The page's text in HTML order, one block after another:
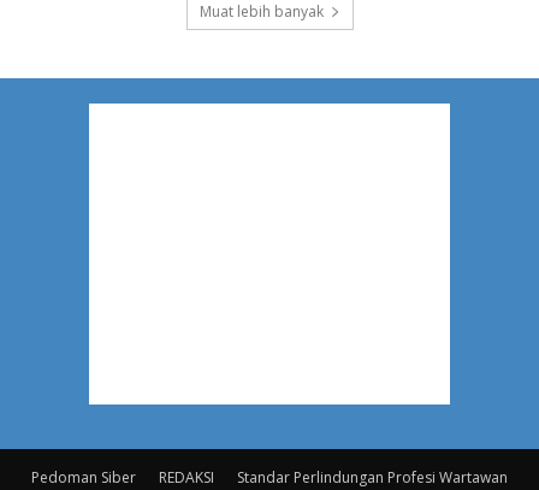
Muat lebih banyak
Pedoman Siber REDAKSI Standar Perlindungan Profesi Wartawan